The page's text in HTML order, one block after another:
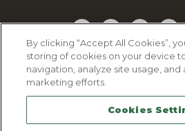
Facebook
Twitter
Politique d'utilisation
Politique de
Mentions
Plan du site
By clicking “Accept All Cookies”,
storing of cookies on your device
navigation, analyze site usage, and
marketing efforts.
Cookies